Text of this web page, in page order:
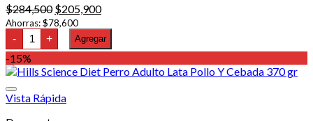
$284,500 El
precio
original
era:
$205,900El
actual
es:
Ahorras:$78,600
- Hills
Science
Diet
Large
Breed
Chicken
+ Agregar
-15%
Vista Rápida